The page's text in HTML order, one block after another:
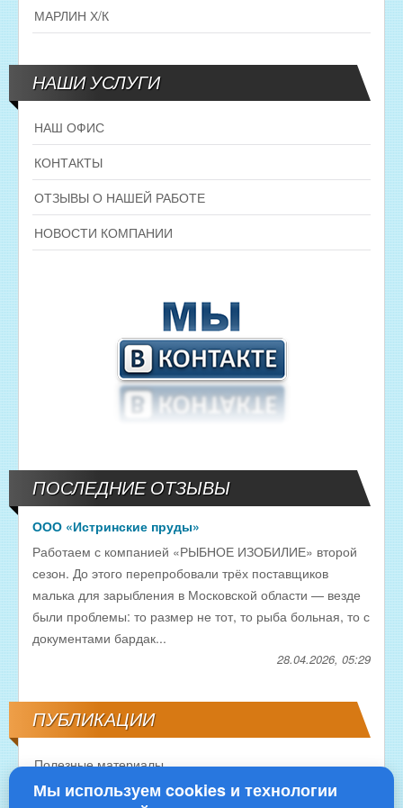
МАРЛИН Х/К
НАШИ УСЛУГИ
НАШ ОФИС
КОНТАКТЫ
ОТЗЫВЫ О НАШЕЙ РАБОТЕ
НОВОСТИ КОМПАНИИ
ПОСЛЕДНИЕ ОТЗЫВЫ
ООО «Истринские пруды»
Работаем с компанией «РЫБНОЕ ИЗОБИЛИЕ» второй
сезон. До этого перепробовали трёх поставщиков
малька для зарыбления в Московской области — везде
были проблемы: то размер не тот, то рыба больная, то с
документами бардак...
28.04.2026, 05:29
ПУБЛИКАЦИИ
Полезные материалы
Мы используем cookies и технологии